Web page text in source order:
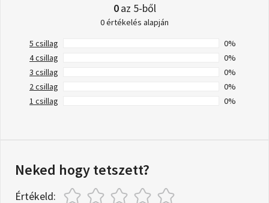
0az 5-ből
0 értékelés alapján
5 csillag
0%
4 csillag
0%
3 csillag
0%
2 csillag
0%
1 csillag
0%
Neked hogy tetszett?
Értékeld: